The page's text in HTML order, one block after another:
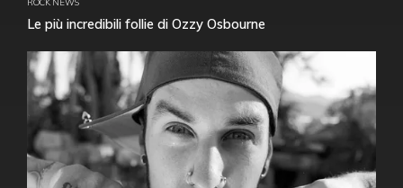
Le più incredibili follie di Ozzy Osbourne